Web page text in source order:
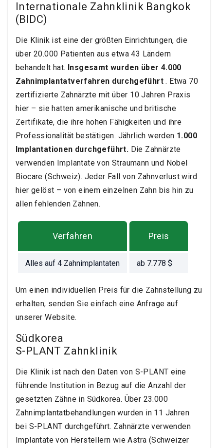
Internationale Zahnklinik Bangkok
(BIDC)
Die Klinik ist eine der größten Einrichtungen, die
über 20.000 Patienten aus etwa 43 Ländern
behandelt hat. Insgesamt wurden über 4.000
Zahnimplantatverfahren durchgeführt . Etwa 70
zertifizierte Zahnärzte mit über 10 Jahren Praxis
hier – sie hatten amerikanische und britische
Zertifikate, die ihre hohen Fähigkeiten und ihre
Professionalität bestätigen. Jährlich werden 1.000
Implantationen durchgeführt. Die Zahnärzte
verwenden Implantate von Straumann und Nobel
Biocare (Schweiz). Jeder Fall von Zahnverlust wird
hier gelöst – von einem einzelnen Zahn bis hin zu
allen fehlenden Zähnen.
Verfahren Preis
Alles auf 4 Zahnimplantaten ab 7.778 $
Um einen individuellen Preis für die Zahnstellung zu
erhalten, senden Sie einfach eine Anfrage auf
unserer Website.
Südkorea
S-PLANT Zahnklinik
Die Klinik ist nach den Daten von S-PLANT eine
führende Institution in Bezug auf die Anzahl der
gesetzten Zähne in Südkorea. Über 23.000
Zahnimplantatbehandlungen wurden in 11 Jahren
bei S-PLANT durchgeführt. Zahnärzte verwenden
Implantate von Herstellern wie Astra (Schweizer